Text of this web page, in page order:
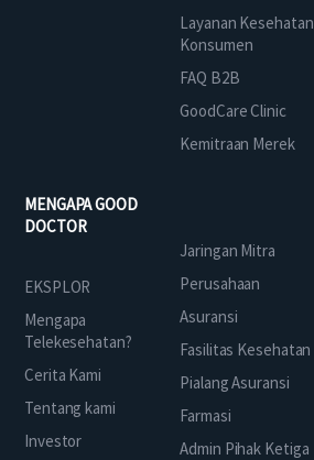
Layanan Kesehatan
Konsumen
FAQ B2B
GoodCare Clinic
Kemitraan Merek
MENGAPA GOOD
DOCTOR
EKSPLOR
Mengapa
Telekesehatan?
Cerita Kami
Tentang kami
Investor
Jaringan Mitra
Perusahaan
Asuransi
Fasilitas Kesehatan
Pialang Asuransi
Farmasi
Admin Pihak Ketiga